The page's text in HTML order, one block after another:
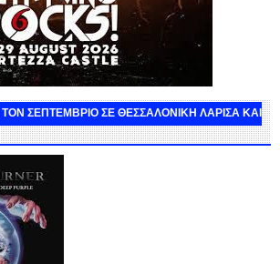
ΤΟΝ ΣΕΠΤΕΜΒΡΙΟ ΣΕ ΘΕΣΣΑΛΟΝΙΚΗ ΛΑΡΙΣΑ ΚΑΙ